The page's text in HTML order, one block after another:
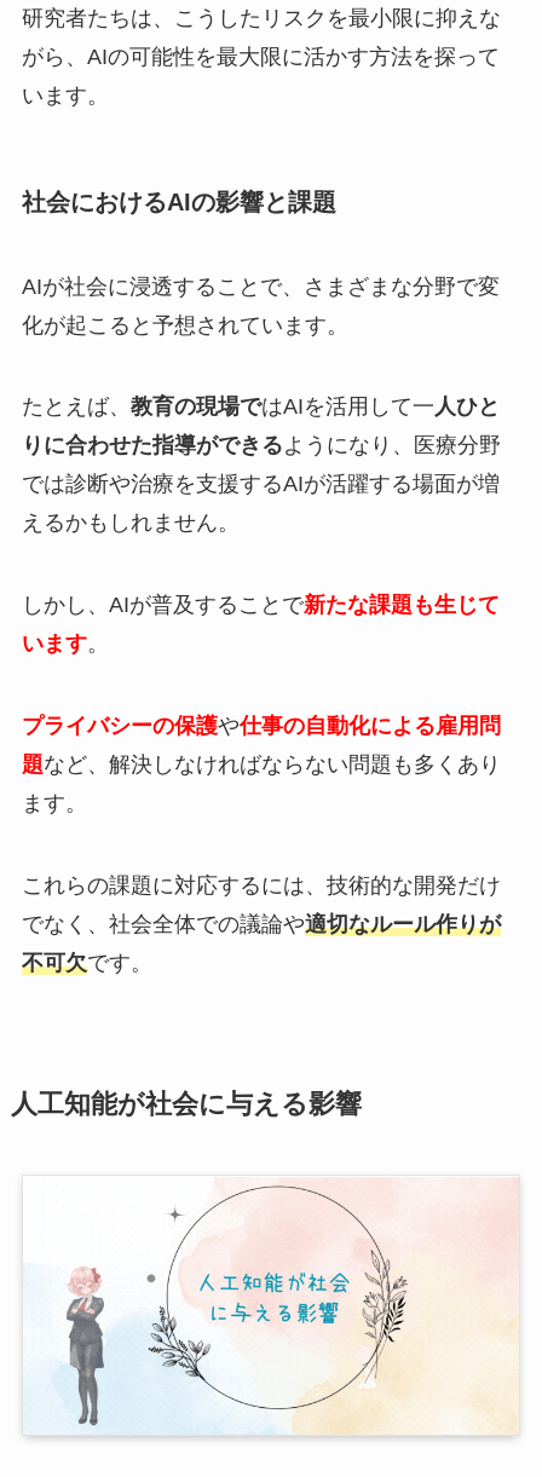
研究者たちは、こうしたリスクを最小限に抑えな
がら、AIの可能性を最大限に活かす方法を探って
います。
社会におけるAIの影響と課題
AIが社会に浸透することで、さまざまな分野で変
化が起こると予想されています。
たとえば、 教育の現場ではAIを活用して一人ひと
りに合わせた指導ができるようになり、医療分野
では診断や治療を支援するAIが活躍する場面が増
えるかもしれません。
しかし、AIが普及することで新たな課題も生じて
います。
プライバシーの保護や仕事の自動化による雇用問
題など、解決しなければならない問題も多くあり
ます。
これらの課題に対応するには、技術的な開発だけ
でなく、社会全体での議論や適切なルール作りが
不可欠です。
人工知能が社会に与える影響